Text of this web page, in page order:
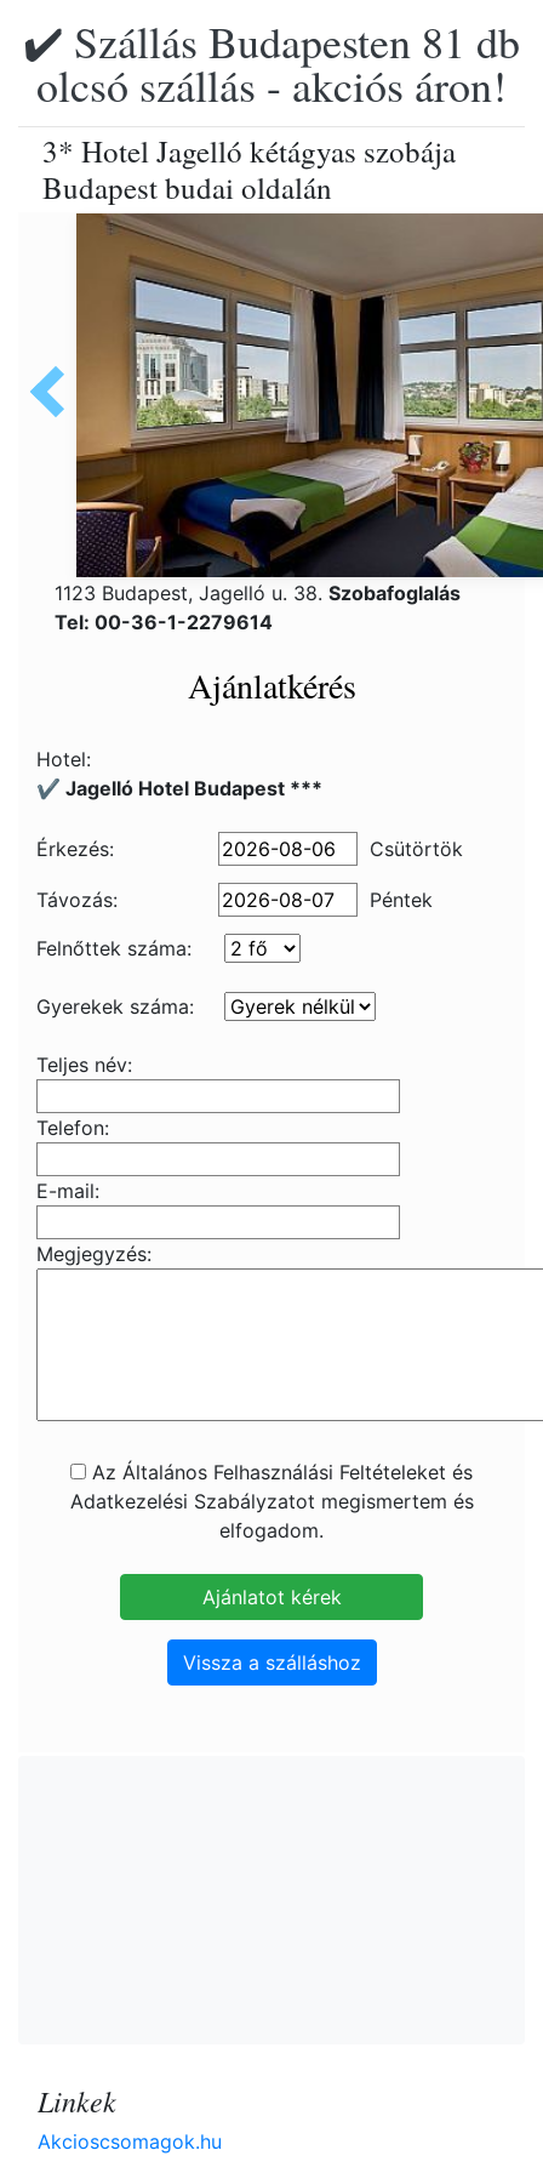
✔️ Szállás Budapesten 81 db
olcsó szállás - akciós áron!
3* Hotel Jagelló kétágyas szobája
Budapest budai oldalán
1123 Budapest, Jagelló u. 38. Szobafoglalás
Tel: 00-36-1-2279614
Ajánlatkérés
Hotel:
✔️ Jagelló Hotel Budapest ***
Érkezés: Csütörtök
Távozás:
Péntek
Felnőttek száma:
Gyerekek száma:
Teljes név:
Telefon:
E-mail:
Megjegyzés:
Az Általános Felhasználási Feltételeket és
Adatkezelési Szabályzatot megismertem és
elfogadom.
Vissza a szálláshoz
Linkek
Akcioscsomagok.hu